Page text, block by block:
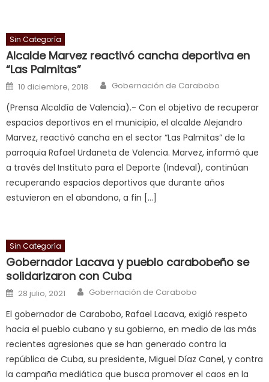
च
त
क
स
आपक
पस
द,
sexy
bbw
milf
enjoys
hard
fuck,
सच
ह
स
क
य
Sin Categoría
Alcalde Marvez reactivó cancha deportiva en
“Las Palmitas”
Posted on
10 diciembre, 2018 Author
Gobernación de Carabobo
(Prensa Alcaldía de Valencia).- Con el objetivo de recuperar
espacios deportivos en el municipio, el alcalde Alejandro
Marvez, reactivó cancha en el sector “Las Palmitas” de la
parroquia Rafael Urdaneta de Valencia. Marvez, informó que
a través del Instituto para el Deporte (Indeval), continúan
recuperando espacios deportivos que durante años
estuvieron en el abandono, a fin […]
Sin Categoría
Gobernador Lacava y pueblo carabobeño se
solidarizaron con Cuba
Posted on
28 julio, 2021 Author
Gobernación de Carabobo
El gobernador de Carabobo, Rafael Lacava, exigió respeto
hacia el pueblo cubano y su gobierno, en medio de las más
recientes agresiones que se han generado contra la
república de Cuba, su presidente, Miguel Díaz Canel, y contra
la campaña mediática que busca promover el caos en la